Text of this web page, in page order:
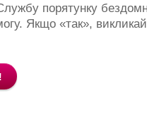
порятунку
Якщо «так»,